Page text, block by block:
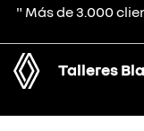
" Más de 3.000
Talleres